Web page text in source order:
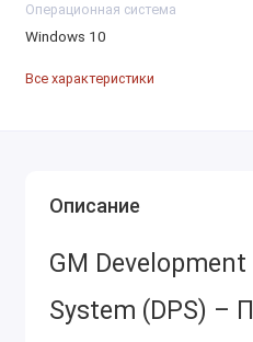
Операционная система
Windows 10
Все характеристики
Описание
GM
System (DPS) –